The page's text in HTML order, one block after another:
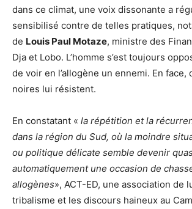
dans ce climat, une voix dissonante a
sensibilisé contre de telles pratiques,
de Louis Paul Motaze, ministre des
Dja et Lobo. L’homme s’est toujours
de voir en l’allogène un ennemi. En face,
noires lui résistent.
En constatant « la répétition et la
dans la région du Sud, où la moindre
ou politique délicate semble devenir
automatiquement une occasion de
allogènes», ACT-ED, une association de
tribalisme et les discours haineux au